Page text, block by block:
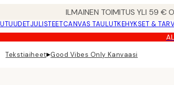
ILMAINEN TOIMITUS YLI 59 €
JULISTEETCANVAS TAULUTKEHYKSET &
Tekstiaiheet▸Good Vibes Only Kanvaasi